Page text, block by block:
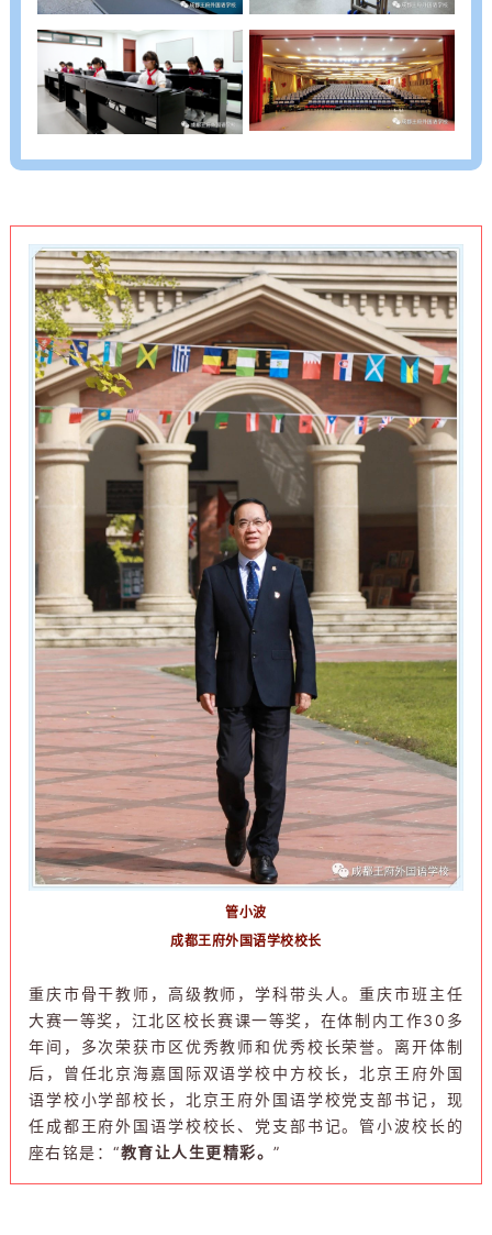
管小波
成都王府外国语学校校长
重庆市骨干教师，高级教师，学科带头人。重庆市班主任
大赛一等奖，江北区校长赛课一等奖，在体制内工作30多
年间，多次荣获市区优秀教师和优秀校长荣誉。离开体制
后，曾任北京海嘉国际双语学校中方校长，北京王府外国
语学校小学部校长，北京王府外国语学校党支部书记，现
任成都王府外国语学校校长、 党支部书记。管小波校长的
座右铭是：“教育让人生更精彩。”